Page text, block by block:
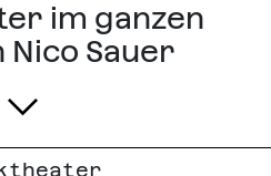
im ganzen
Nico Sauer